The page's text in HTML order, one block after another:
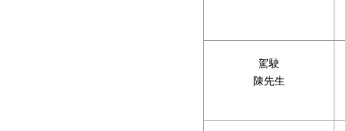
駕駛
陳先生